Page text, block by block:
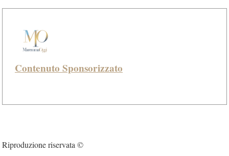
Contenuto Sponsorizzato
Riproduzione riservata ©